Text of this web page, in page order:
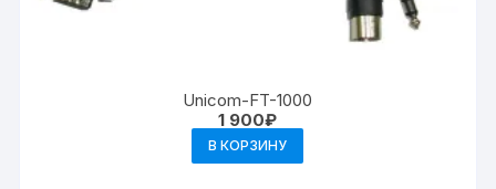
Unicom-FT-1000
1 900₽
В КОРЗИНУ